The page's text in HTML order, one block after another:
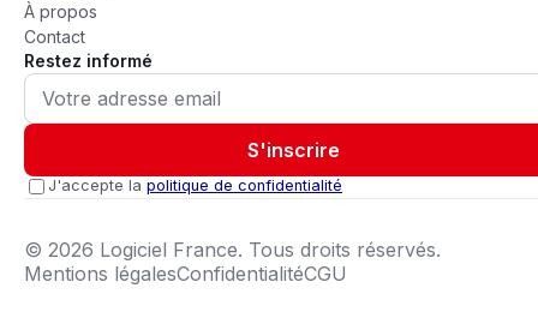
À propos
Contact
Restez informé
S'inscrire
J'accepte la politique de confidentialité
© 2026 Logiciel France. Tous droits réservés.
Mentions légalesConfidentialitéCGU